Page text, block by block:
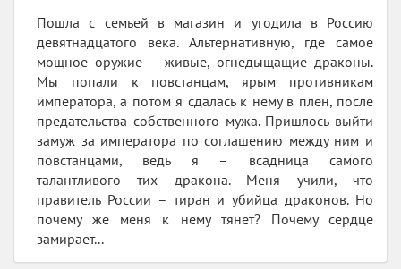
Пошла с семьей в магазин и угодила в Россию
девятнадцатого века. Альтернативную, где самое
мощное оружие – живые, огнедыщащие драконы.
Мы попали к повстанцам, ярым противникам
императора, а потом я сдалась к нему в плен, после
предательства собственного мужа. Пришлось выйти
замуж за императора по соглашению между ним и
повстанцами, ведь я – всадница самого
талантливого тих дракона. Меня учили, что
правитель России – тиран и убийца драконов. Но
почему же меня к нему тянет? Почему сердце
замирает...